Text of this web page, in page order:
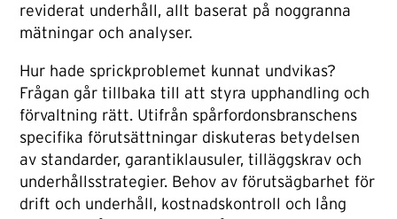
reviderat underhåll, allt baserat på noggranna
mätningar och analyser.
Hur hade sprickproblemet kunnat undvikas?
Frågan går tillbaka till att styra upphandling och
förvaltning rätt. Utifrån spårfordonsbranschens
specifika förutsättningar diskuteras betydelsen
av standarder, garantiklausuler, tilläggskrav och
underhållsstrategier. Behov av förutsägbarhet för
drift och underhåll, kostnadskontroll och lång